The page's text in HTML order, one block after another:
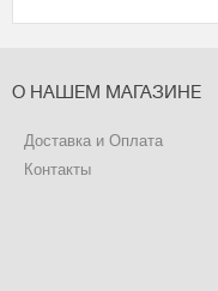
О НАШЕМ МАГАЗИНЕ
Доставка и Оплата
Контакты